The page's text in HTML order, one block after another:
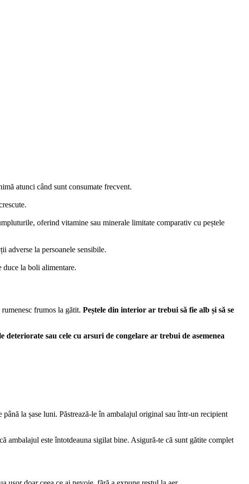
atunci când sunt consumate frecvent.
oferind vitamine sau minerale limitate comparativ cu peștele
adverse la persoanele sensibile.
duce la boli alimentare.
frumos la gătit. Peștele din interior ar trebui să fie alb și să se
deteriorate sau cele cu arsuri de congelare ar trebui de asemenea
până la șase luni. Păstrează-le în ambalajul original sau într-un recipient
ambalajul este întotdeauna sigilat bine. Asigură-te că sunt gătite complet